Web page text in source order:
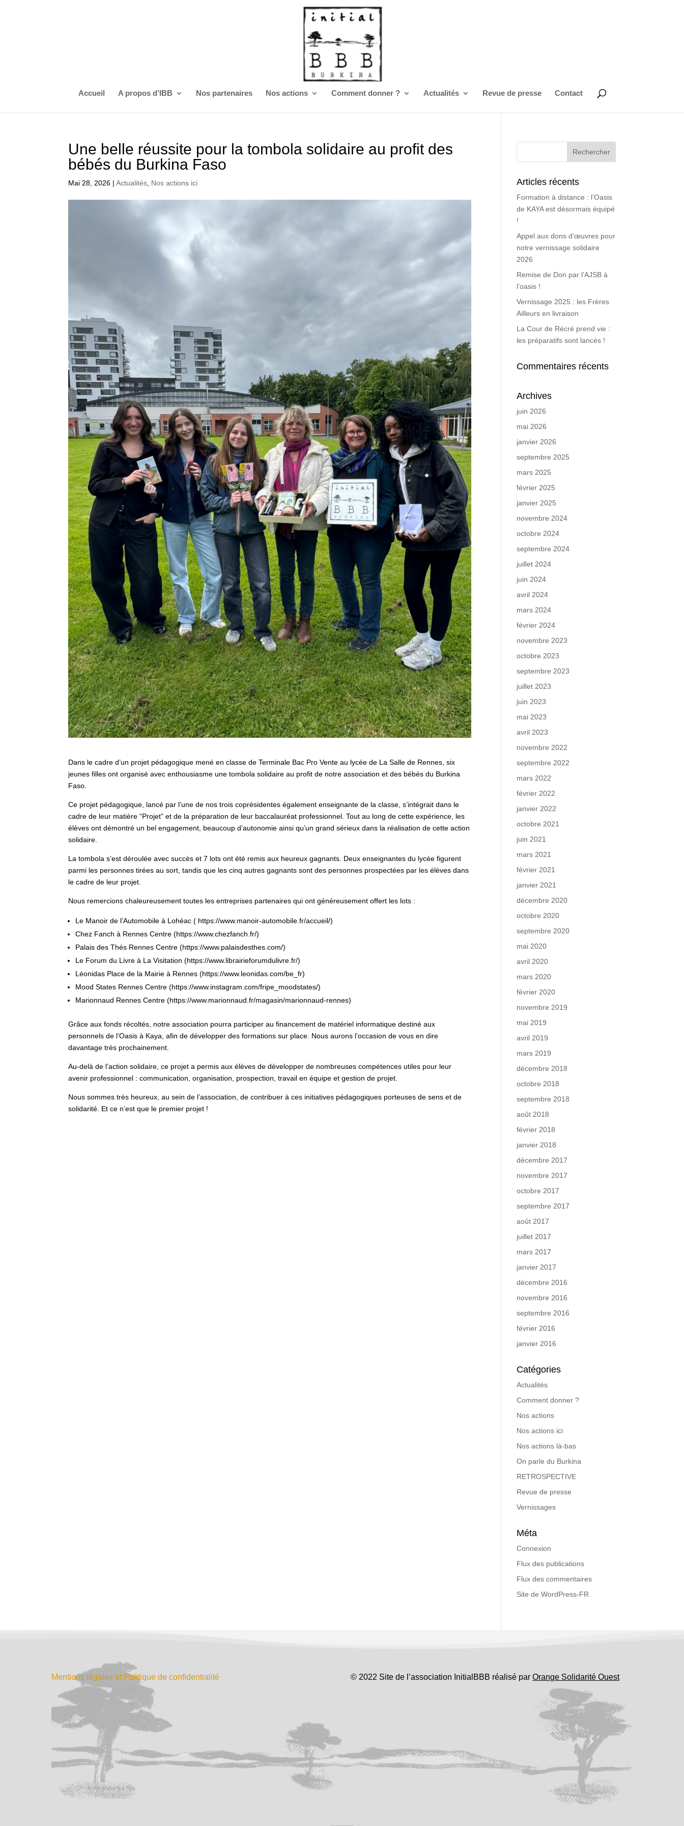
Accueil A propos d’IBB Nos partenaires Nos actions Comment donner ? Actualités Revue de presse Contact
Une belle réussite pour la tombola solidaire au profit des
bébés du Burkina Faso
Mai 28, 2026 |Actualités Nos actions ici
Dans le cadre d’un projet pédagogique mené en classe de Terminale Bac Pro Vente au lycée de La Salle de Rennes, six
jeunes filles ont organisé avec enthousiasme une tombola solidaire au profit de notre association et des bébés du Burkina
Faso.
Ce projet pédagogique, lancé par l’une de nos trois coprésidentes également enseignante de la classe, s’intégrait dans le
cadre de leur matière “Projet” et de la préparation de leur baccalauréat professionnel. Tout au long de cette expérience, les
élèves ont démontré un bel engagement, beaucoup d’autonomie ainsi qu’un grand sérieux dans la réalisation de cette action
solidaire.
La tombola s’est déroulée avec succès et 7 lots ont été remis aux heureux gagnants. Deux enseignantes du lycée figurent
parmi les personnes tirées au sort, tandis que les cinq autres gagnants sont des personnes prospectées par les élèves dans
le cadre de leur projet.
Nous remercions chaleureusement toutes les entreprises partenaires qui ont généreusement offert les lots :
Le Manoir de l’Automobile à Lohéac ( https://www.manoir-automobile.fr/accueil/)
Chez Fanch à Rennes Centre (https://www.chezfanch.fr/)
Palais des Thés Rennes Centre (https://www.palaisdesthes.com/)
Le Forum du Livre à La Visitation (https://www.librairieforumdulivre.fr/)
Léonidas Place de la Mairie à Rennes (https://www.leonidas.com/be_fr)
Mood States Rennes Centre (https://www.instagram.com/fripe_moodstates/)
Marionnaud Rennes Centre (https://www.marionnaud.fr/magasin/marionnaud-rennes)
Grâce aux fonds récoltés, notre association pourra participer au financement de matériel informatique destiné aux
personnels de l’Oasis à Kaya, afin de développer des formations sur place. Nous aurons l’occasion de vous en dire
davantage très prochainement.
Au-delà de l’action solidaire, ce projet a permis aux élèves de développer de nombreuses compétences utiles pour leur
avenir professionnel : communication, organisation, prospection, travail en équipe et gestion de projet.
Nous sommes très heureux, au sein de l’association, de contribuer à ces initiatives pédagogiques porteuses de sens et de
solidarité. Et ce n’est que le premier projet !
Articles récents
Formation à distance : l’Oasis
de KAYA est désormais équipé
!
Appel aux dons d’œuvres pour
notre vernissage solidaire
2026
Remise de Don par l’AJSB à
l’oasis !
Vernissage 2025 : les Frères
Ailleurs en livraison
La Cour de Récré prend vie :
les préparatifs sont lancés !
Commentaires récents
Archives
juin 2026
mai 2026
janvier 2026
septembre 2025
mars 2025
février 2025
janvier 2025
novembre 2024
octobre 2024
septembre 2024
juillet 2024
juin 2024
avril 2024
mars 2024
février 2024
novembre 2023
octobre 2023
septembre 2023
juillet 2023
juin 2023
mai 2023
avril 2023
novembre 2022
septembre 2022
mars 2022
février 2022
janvier 2022
octobre 2021
juin 2021
mars 2021
février 2021
janvier 2021
décembre 2020
octobre 2020
septembre 2020
mai 2020
avril 2020
mars 2020
février 2020
novembre 2019
mai 2019
avril 2019
mars 2019
décembre 2018
octobre 2018
septembre 2018
août 2018
février 2018
janvier 2018
décembre 2017
novembre 2017
octobre 2017
septembre 2017
août 2017
juillet 2017
mars 2017
janvier 2017
décembre 2016
novembre 2016
septembre 2016
février 2016
janvier 2016
Catégories
Actualités
Comment donner ?
Nos actions
Nos actions ici
Nos actions là-bas
On parle du Burkina
RETROSPECTIVE
Revue de presse
Vernissages
Méta
Connexion
Flux des publications
Flux des commentaires
Site de WordPress-FR
Mentions légales et Politique de confidentialité © 2022 Site de l’association InitialBBB réalisé parOrange Solidarité Ouest